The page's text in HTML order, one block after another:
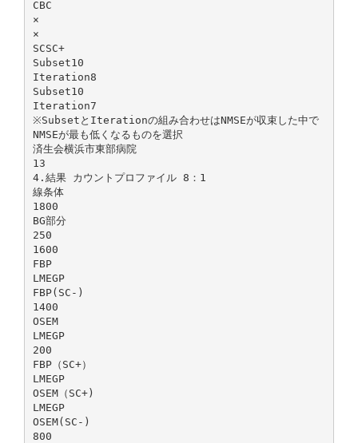
CBC
×
×
SCSC+
Subset10
Iteration8
Subset10
Iteration7
※SubsetとIterationの組み合わせはNMSEが収束した中で
NMSEが最も低くなるものを選択
済生会横浜市東部病院
13
4.結果 カウントプロファイル 8：1
線条体
1800
BG部分
250
1600
FBP
LMEGP
FBP(SC-)
1400
OSEM
LMEGP
200
FBP（SC+）
LMEGP
OSEM（SC+)
LMEGP
OSEM(SC-)
800